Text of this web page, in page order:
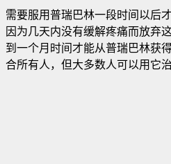
需要服用普瑞巴林一段时间以后
因为几天内没有缓解疼痛而放弃
到一个月时间才能从普瑞巴林获
合所有人，但大多数人可以用它治